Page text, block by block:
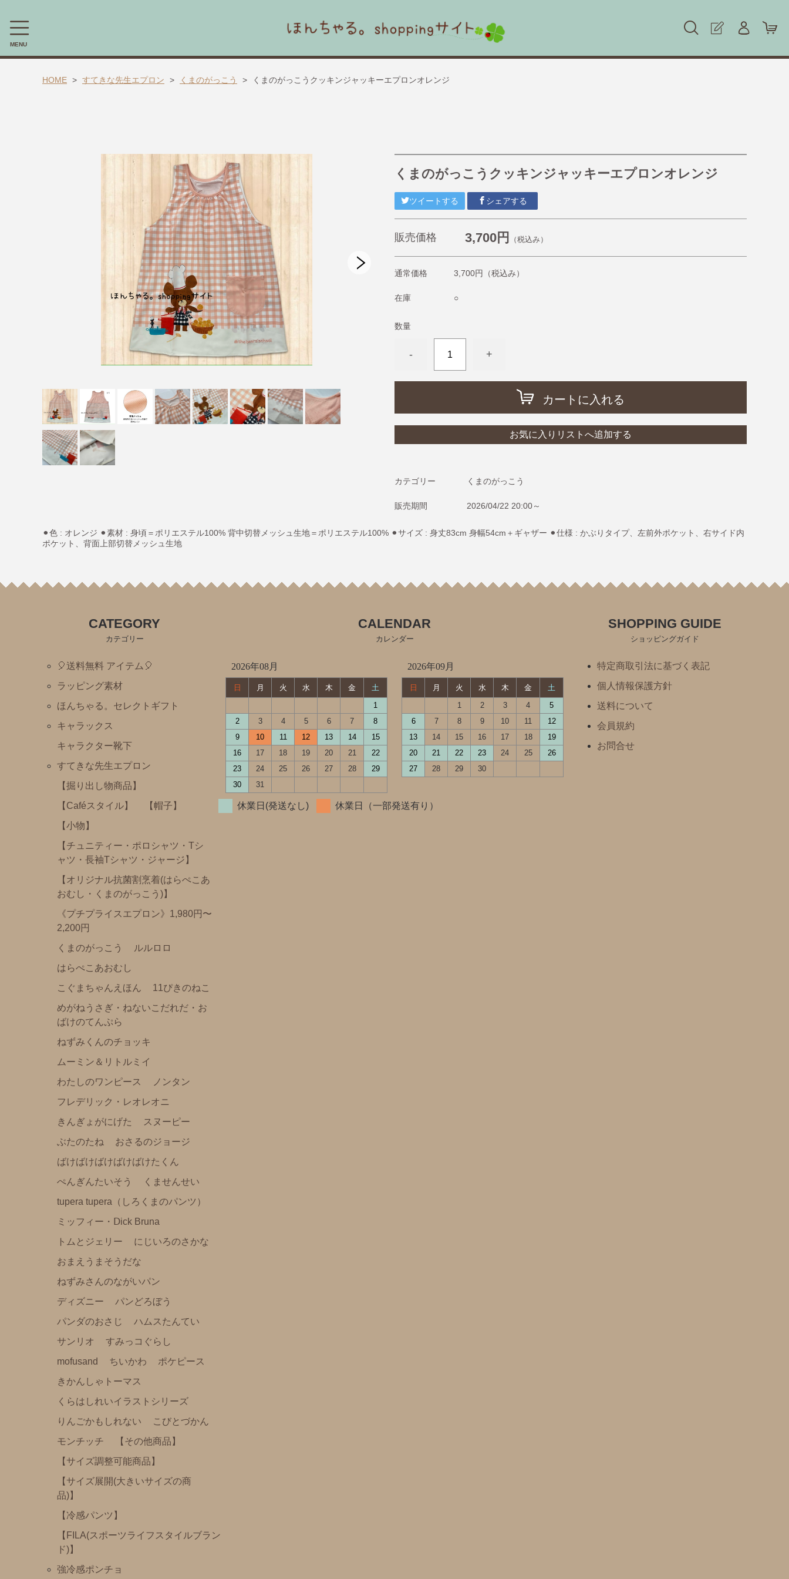
MENU
【チュニティー・ポロシャツ・Tシャツ・長袖Tシャツ・ジャージ】
【オリジナル抗菌割烹着(はらぺこあおむし・くまのがっこう)】
《プチプライスエプロン》1,980円〜2,200円
ルルロロ
はらぺこあおむし
こぐまちゃんえほん
11ぴきのねこ
わたしのワンピース
フレデリック・レオレオニ
おさるのジョージ
ばけばけばけばけばけたくん
ぺんぎんたいそう
くませんせい
tupera tupera（しろくまのパンツ）
ミッフィー・Ⅾick Bruna
トムとジェリー
にじいろのさかな
おまえうまそうだな
ねずみさんのながいパン
ディズニー
パンどろぼう
ハムスたんてい
すみっコぐらし
mofusand
ポケピース
きかんしゃトーマス
くらはしれいイラストシリーズ
りんごかもしれない
こびとづかん
モンチッチ
【その他商品】
【サイズ調整可能商品】
【サイズ展開(大きいサイズの商品)】
【冷感パンツ】
【FILA(スポーツライフスタイルブランド)】
強冷感ポンチョ
Baby Set (ビブとソックスのパッケージセット）
リラックマエプロン（みんなでまんぷくまくまく）
HOME すてきな先生エプロン くまのがっこう くまのがっこうクッキンジャッキーエプロンオレンジ
くまのがっこうクッキンジャッキーエプロンオレンジ
ツイートする シェアする
販売価格 3,700円 （税込み）
通常価格 3,700円 （税込み）
在庫 ○
数量
- +
カートに入れる
お気に入りリストへ追加する
カテゴリー くまのがっこう
販売期間 2026/04/22 20:00～
⚫︎色 : オレンジ ⚫︎素材 : 身頃＝ポリエステル100% 背中切替メッシュ生地＝ポリエステル100% ⚫︎サイズ : 身丈83cm 身幅54cm＋ギャザー ⚫︎仕様 : かぶりタイプ、左前外ポケット、右サイド内
ポケット、背面上部切替メッシュ生地
CATEGORY
カテゴリー
🎈送料無料 アイテム🎈
ラッピング素材
ほんちゃる。セレクトギフト
キャラックス
キャラクター靴下
すてきな先生エプロン
【掘り出し物商品】
【Caféスタイル】
【帽子】
【小物】
【チュニティー・ポロシャツ・Tシ
ャツ・長袖Tシャツ・ジャージ】
【オリジナル抗菌割烹着(はらぺこあ
おむし・くまのがっこう)】
《プチプライスエプロン》1,980円〜
2,200円
くまのがっこう
ルルロロ
はらぺこあおむし
こぐまちゃんえほん
11ぴきのねこ
めがねうさぎ・ねないこだれだ・お
ばけのてんぷら
ねずみくんのチョッキ
ムーミン＆リトルミイ
わたしのワンピース
ノンタン
フレデリック・レオレオニ
きんぎょがにげた
スヌーピー
ぶたのたね
おさるのジョージ
ばけばけばけばけばけたくん
ぺんぎんたいそう
くませんせい
tupera tupera（しろくまのパンツ）
ミッフィー・Ⅾick Bruna
トムとジェリー
にじいろのさかな
おまえうまそうだな
ねずみさんのながいパン
ディズニー
パンどろぼう
パンダのおさじ
ハムスたんてい
サンリオ
すみっコぐらし
mofusand
ちいかわ
ポケピース
きかんしゃトーマス
くらはしれいイラストシリーズ
りんごかもしれない
こびとづかん
モンチッチ
【その他商品】
【サイズ調整可能商品】
【サイズ展開(大きいサイズの商
品)】
【冷感パンツ】
【FILA(スポーツライフスタイルブラン
ド)】
強冷感ポンチョ
CALENDAR
カレンダー
2026年08月
日 月 火 水 木 金
土
1
2
3 4 5 6 7
8
9
10 11 12 13 14
15
16
17 18 19 20 21
22
23
24 25 26 27 28
29
30
31
2026年09月
日 月 火 水 木 金
土
1
2 3 4
5
6
7 8 9 10 11
12
13
14 15 16 17 18
19
20
21 22 23 24 25
26
27
28 29 30
休業日(発送なし) 休業日（一部発送有り）
SHOPPING GUIDE
ショッピングガイド
特定商取引法に基づく表記
個人情報保護方針
送料について
会員規約
お問合せ